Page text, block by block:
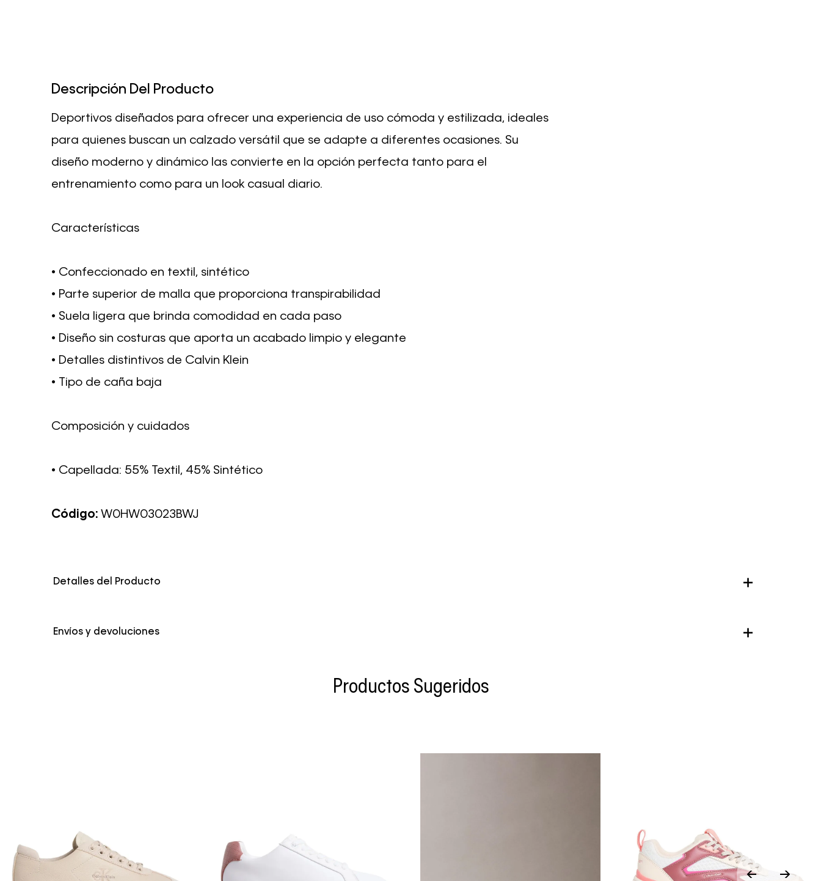
Descripción Del Producto
Deportivos diseñados para ofrecer una experiencia de uso cómoda y estilizada, ideales
para quienes buscan un calzado versátil que se adapte a diferentes ocasiones. Su
diseño moderno y dinámico las convierte en la opción perfecta tanto para el
entrenamiento como para un look casual diario.
Características
• Confeccionado en textil, sintético
• Parte superior de malla que proporciona transpirabilidad
• Suela ligera que brinda comodidad en cada paso
• Diseño sin costuras que aporta un acabado limpio y elegante
• Detalles distintivos de Calvin Klein
• Tipo de caña baja
Composición y cuidados
• Capellada: 55% Textil, 45% Sintético
Código: W0HW03023BWJ
Detalles del Producto
Envíos y devoluciones
Productos Sugeridos